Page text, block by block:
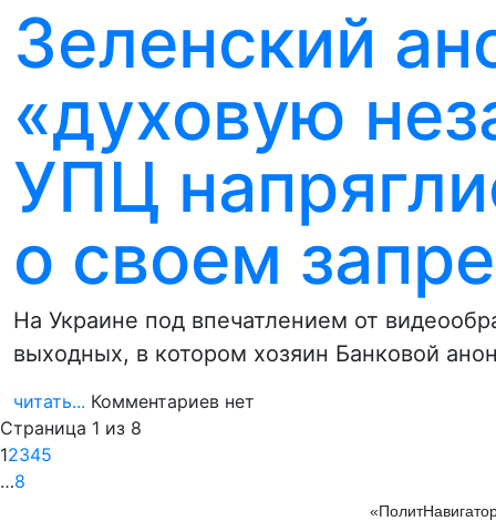
Зеленский
«духовую
УПЦ
о своем
На Украине под впечатлением от
выходных, в котором хозяин Банковой
читать... Комментариев нет
Страница 1 из 8
12345
…8